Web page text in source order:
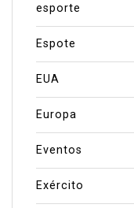
esporte
Espote
EUA
Europa
Eventos
Exército